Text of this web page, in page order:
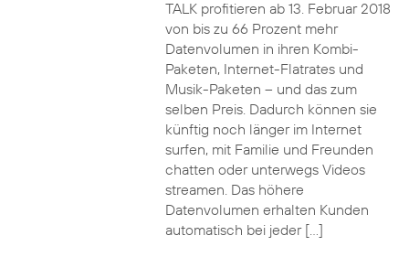
TALK profitieren ab 13. Februar 2018
von bis zu 66 Prozent mehr
Datenvolumen in ihren Kombi-
Paketen, Internet-Flatrates und
Musik-Paketen – und das zum
selben Preis. Dadurch können sie
künftig noch länger im Internet
surfen, mit Familie und Freunden
chatten oder unterwegs Videos
streamen. Das höhere
Datenvolumen erhalten Kunden
automatisch bei jeder […]